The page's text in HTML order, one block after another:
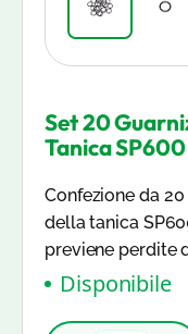
Set 20
Tanica SP600
Confezione da
della tanica
previene perdite
Disponibile